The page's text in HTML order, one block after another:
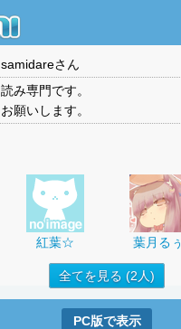
samidareさん
読み専門です。
お願いします。
紅葉☆ 葉月るぅ
全てを見る (2人)
PC版で表示